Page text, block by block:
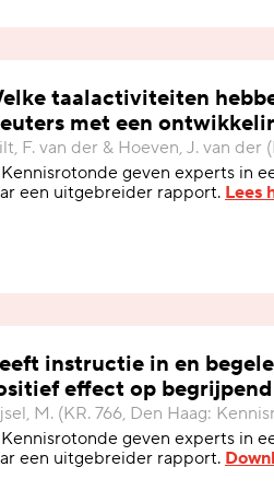
taalactiviteiten
met een
F. van der & Hoeven, J. van der
geven experts in
een uitgebreider rapport. Lees
instructie in en
effect op
M. (KR. 766, Den Haag:
geven experts in
een uitgebreider rapport.